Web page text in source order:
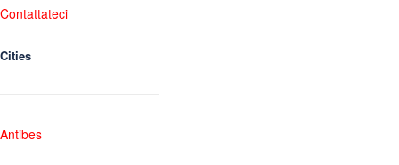
Contattateci
Cities
Antibes